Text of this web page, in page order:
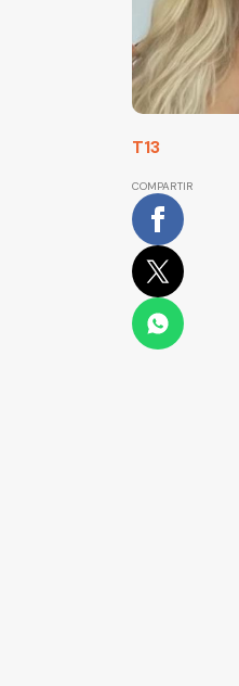
T13
COMPARTIR